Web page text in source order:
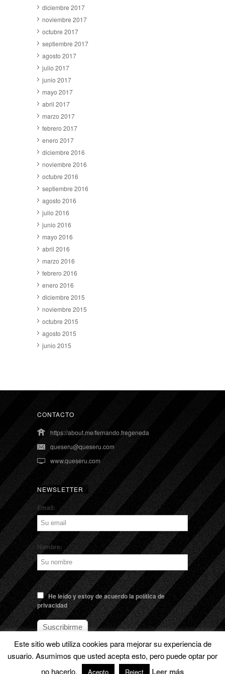
diciembre 2017
noviembre 2017
octubre 2017
septiembre 2017
agosto 2017
julio 2017
junio 2017
mayo 2017
abril 2017
marzo 2017
febrero 2017
enero 2017
diciembre 2016
noviembre 2016
octubre 2016
septiembre 2016
agosto 2016
julio 2016
junio 2016
mayo 2016
abril 2016
marzo 2016
febrero 2016
enero 2016
diciembre 2015
noviembre 2015
octubre 2015
agosto 2015
junio 2015
CONTACTO
https://about.me/fernando.fregeneda
queseru@queseru.com
www.queseru.com
NEWSLETTER
Email:
Nombre:
He leído y estoy de acuerdo la política de
privacidad
© EL QUESERU. Cheese Man |Aviso legal
Este sitio web utiliza cookies para mejorar su experiencia de
usuario. Asumimos que usted acepta esto, pero puede optar por
no hacerlo.
Acepto Reject Leer más